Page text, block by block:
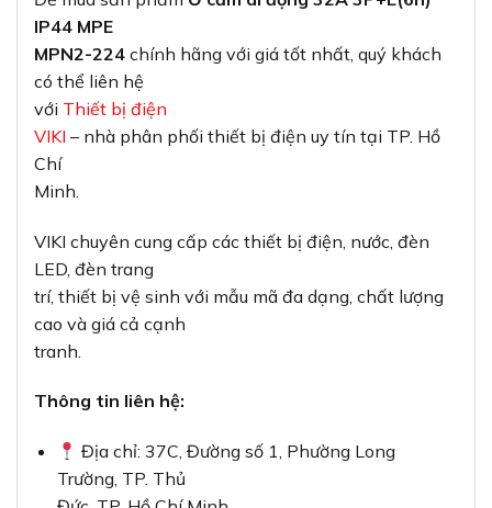
IP44 MPE
MPN2-224 chính hãng với giá tốt nhất, quý khách
có thể liên hệ
với Thiết bị điện
VIKI – nhà phân phối thiết bị điện uy tín tại TP. Hồ
Chí
Minh.
VIKI chuyên cung cấp các thiết bị điện, nước, đèn
LED, đèn trang
trí, thiết bị vệ sinh với mẫu mã đa dạng, chất lượng
cao và giá cả cạnh
tranh.
Thông tin liên hệ:
Địa chỉ: 37C, Đường số 1, Phường Long
Trường, TP. Thủ